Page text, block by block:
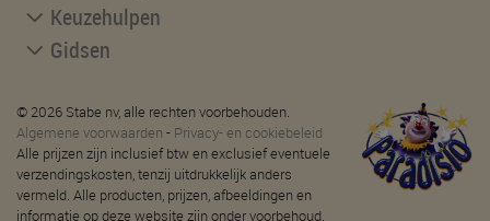
Keuzehulpen
Gidsen
© 2026 Stabe nv, alle rechten voorbehouden.
Algemene voorwaarden - Privacy- en cookiebeleid
Alle prijzen zijn inclusief btw en exclusief eventuele
verzendingskosten, tenzij uitdrukkelijk anders
vermeld. Alle producten, prijzen, afbeeldingen en
informatie op deze website zijn onder voorbehoud.